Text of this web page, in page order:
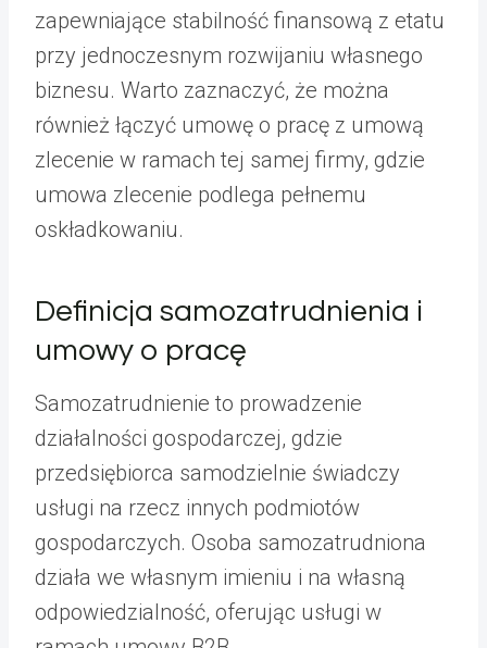
zapewniające stabilność finansową z etatu
przy jednoczesnym rozwijaniu własnego
biznesu. Warto zaznaczyć, że można
również łączyć umowę o pracę z umową
zlecenie w ramach tej samej firmy, gdzie
umowa zlecenie podlega pełnemu
oskładkowaniu.
Definicja samozatrudnienia i
umowy o pracę
Samozatrudnienie to prowadzenie
działalności gospodarczej, gdzie
przedsiębiorca samodzielnie świadczy
usługi na rzecz innych podmiotów
gospodarczych. Osoba samozatrudniona
działa we własnym imieniu i na własną
odpowiedzialność, oferując usługi w